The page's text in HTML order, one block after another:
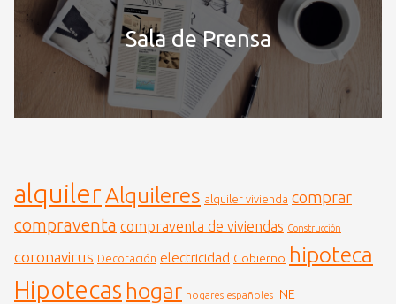
Sala de Prensa
alquiler Alquileres alquiler vivienda comprar
compraventa compraventa de viviendas Construcción
coronavirus Decoración electricidad Gobierno hipoteca
Hipotecas hogar hogares españoles INE